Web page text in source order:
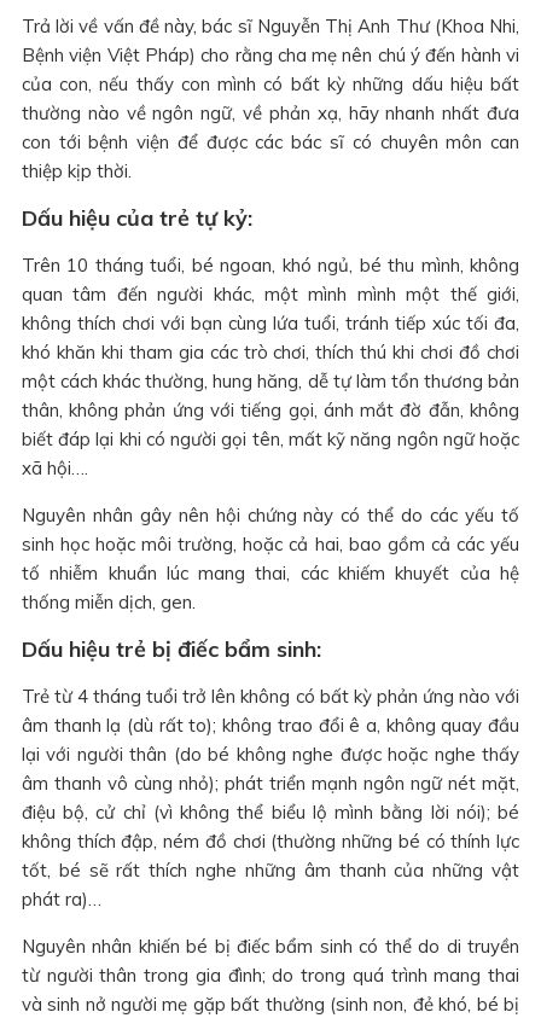
Trả lời về vấn đề này, bác sĩ Nguyễn Thị Anh Thư (Khoa Nhi,
Bệnh viện Việt Pháp) cho rằng cha mẹ nên chú ý đến hành vi
của con, nếu thấy con mình có bất kỳ những dấu hiệu bất
thường nào về ngôn ngữ, về phản xạ, hãy nhanh nhất đưa
con tới bệnh viện để được các bác sĩ có chuyên môn can
thiệp kịp thời.
Dấu hiệu của trẻ tự kỷ:
Trên 10 tháng tuổi, bé ngoan, khó ngủ, bé thu mình, không
quan tâm đến người khác, một mình mình một thế giới,
không thích chơi với bạn cùng lứa tuổi, tránh tiếp xúc tối đa,
khó khăn khi tham gia các trò chơi, thích thú khi chơi đồ chơi
một cách khác thường, hung hăng, dễ tự làm tổn thương bản
thân, không phản ứng với tiếng gọi, ánh mắt đờ đẫn, không
biết đáp lại khi có người gọi tên, mất kỹ năng ngôn ngữ hoặc
xã hội….
Nguyên nhân gây nên hội chứng này có thể do các yếu tố
sinh học hoặc môi trường, hoặc cả hai, bao gồm cả các yếu
tố nhiễm khuẩn lúc mang thai, các khiếm khuyết của hệ
thống miễn dịch, gen.
Dấu hiệu trẻ bị điếc bẩm sinh:
Trẻ từ 4 tháng tuổi trở lên không có bất kỳ phản ứng nào với
âm thanh lạ (dù rất to); không trao đổi ê a, không quay đầu
lại với người thân (do bé không nghe được hoặc nghe thấy
âm thanh vô cùng nhỏ); phát triển mạnh ngôn ngữ nét mặt,
điệu bộ, cử chỉ (vì không thể biểu lộ mình bằng lời nói); bé
không thích đập, ném đồ chơi (thường những bé có thính lực
tốt, bé sẽ rất thích nghe những âm thanh của những vật
phát ra)…
Nguyên nhân khiến bé bị điếc bẩm sinh có thể do di truyền
từ người thân trong gia đình; do trong quá trình mang thai
và sinh nở người mẹ gặp bất thường (sinh non, đẻ khó, bé bị